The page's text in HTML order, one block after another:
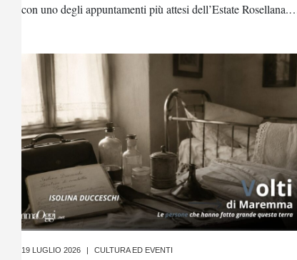
con uno degli appuntamenti più attesi dell’Estate Rosellana.
19 LUGLIO 2026 | CULTURA ED EVENTI